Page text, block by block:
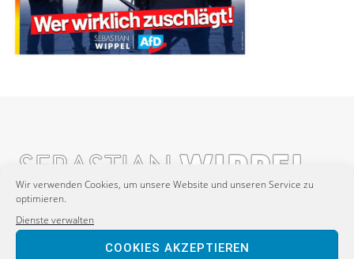
Wir verwenden Cookies, um unsere Website und unseren Service zu
optimieren.
Dienste verwalten
COOKIES AKZEPTIEREN
Postanschrift: